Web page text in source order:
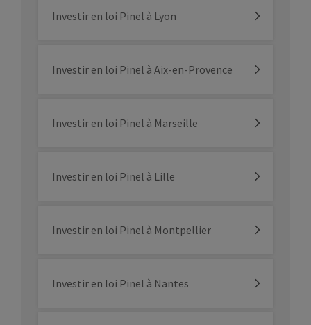
Investir en loi Pinel à Lyon
Investir en loi Pinel à Aix-en-Provence
Investir en loi Pinel à Marseille
Investir en loi Pinel à Lille
Investir en loi Pinel à Montpellier
Investir en loi Pinel à Nantes